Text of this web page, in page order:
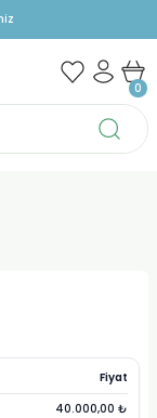
0
Fiyat
40.000,00 ₺